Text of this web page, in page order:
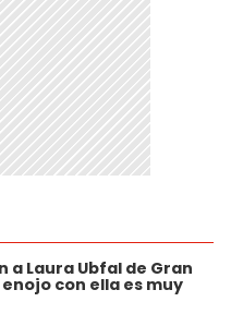
a Laura Ubfal de Gran
con ella es muy